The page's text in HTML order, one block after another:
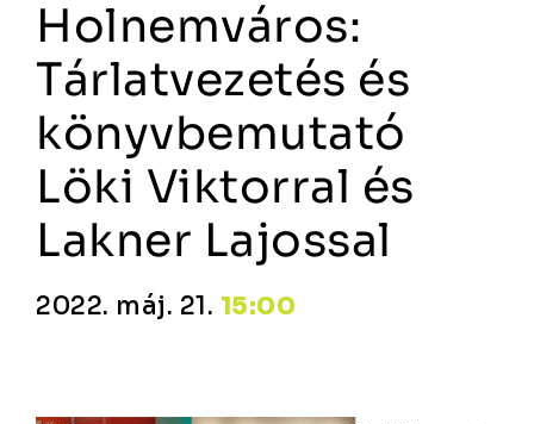
Holnemváros:
Tárlatvezetés és
könyvbemutató
Löki Viktorral és
Lakner Lajossal
2022. máj. 21. 15:00